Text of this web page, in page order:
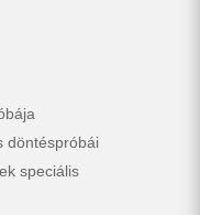
döntéspróbái
speciális